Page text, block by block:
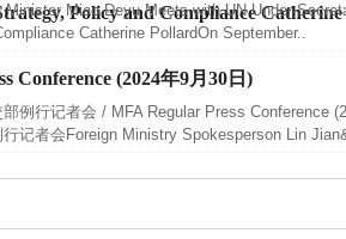
Policy and Compliance
Miao Deyu Meets with UN Under-
Catherine PollardOn September..
Conference (2024年9月30日)
行记者会 / MFA Regular Press Conference
记者会Foreign Ministry Spokesperson Lin